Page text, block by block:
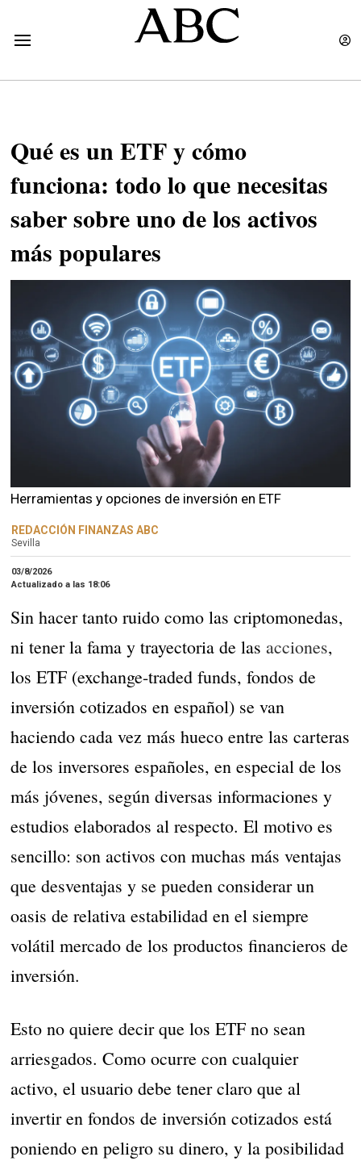
Qué es un ETF y cómo
funciona: todo lo que necesitas
saber sobre uno de los activos
más populares
Herramientas y opciones de inversión en ETF
REDACCIÓN FINANZAS ABC
Sevilla
03/8/2026
Actualizado a las 18:06
Sin hacer tanto ruido como las criptomonedas,
ni tener la fama y trayectoria de lasacciones,
los ETF (exchange-traded funds, fondos de
inversión cotizados en español) se van
haciendo cada vez más hueco entre las carteras
de los inversores españoles, en especial de los
más jóvenes, según diversas informaciones y
estudios elaborados al respecto. El motivo es
sencillo: son activos con muchas más ventajas
que desventajas y se pueden considerar un
oasis de relativa estabilidad en el siempre
volátil mercado de los productos financieros de
inversión.
Esto no quiere decir que los ETF no sean
arriesgados. Como ocurre con cualquier
activo, el usuario debe tener claro que al
invertir en fondos de inversión cotizados está
poniendo en peligro su dinero, y la posibilidad